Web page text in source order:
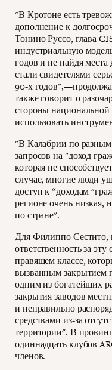
"В Кротоне есть
дополнение к
Тонино Руссо, глава
индустриальную
годов и не найдя
стали свидетелями
90-х
также говорит о
стороны
использовать
"В Калабрии по
запросов на "доход
которая не
случае, многие люди
доступ к “доходам
регионе очень низкая,
по стране".
Для Филиппо Сестито,
ответственность за
правящем классе,
вызванным закрытием
одним из богатейших
закрытия заводов
и неправильно
средствами из-за
территории". В
одиннадцать клубов
членов.